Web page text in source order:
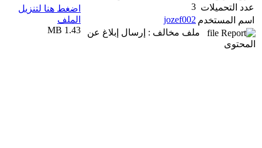
عدد التحميلات 3
اسم المستخدم jozef002
ملف مخالف : إرسال إبلاغ عن
المحتوى
اضغط هنا لتنزيل
الملف
1.43 MB